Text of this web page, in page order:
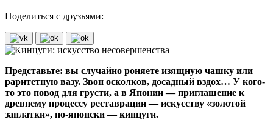
Поделиться с друзьями:
Представьте: вы случайно роняете изящную чашку или
раритетную вазу. Звон осколков, досадный вздох… У кого-
то это повод для грусти, а в Японии — приглашение к
древнему процессу реставрации — искусству «золотой
заплатки», по-японски — кинцуги.